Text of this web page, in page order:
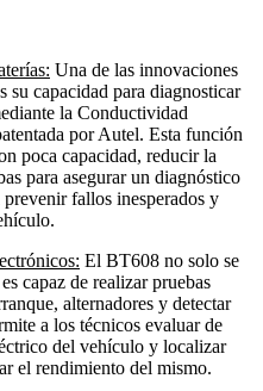
Una de las innovaciones
su capacidad para diagnosticar
la Conductividad
por Autel. Esta función
poca capacidad, reducir la
para asegurar un diagnóstico
fallos inesperados y
El BT608 no solo se
capaz de realizar pruebas
alternadores y detectar
a los técnicos evaluar de
del vehículo y localizar
el rendimiento del mismo.